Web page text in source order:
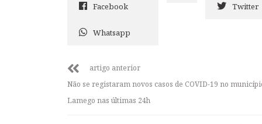
Facebook Twitter
Whatsapp
artigo anterior
Não se registaram novos casos de COVID-19 no
Lamego nas últimas 24h